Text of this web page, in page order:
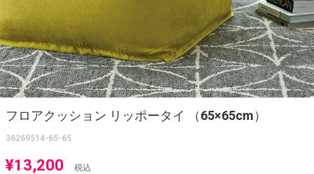
フロアクッション リッポータイ （65×65cm）
36269514-65-65
¥13,200
税込